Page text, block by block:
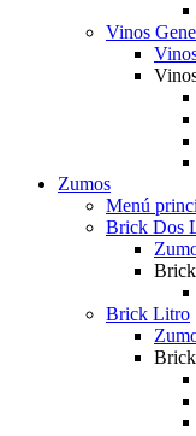
Vinos
Zumos
Menú
Brick Dos
Brick Litro